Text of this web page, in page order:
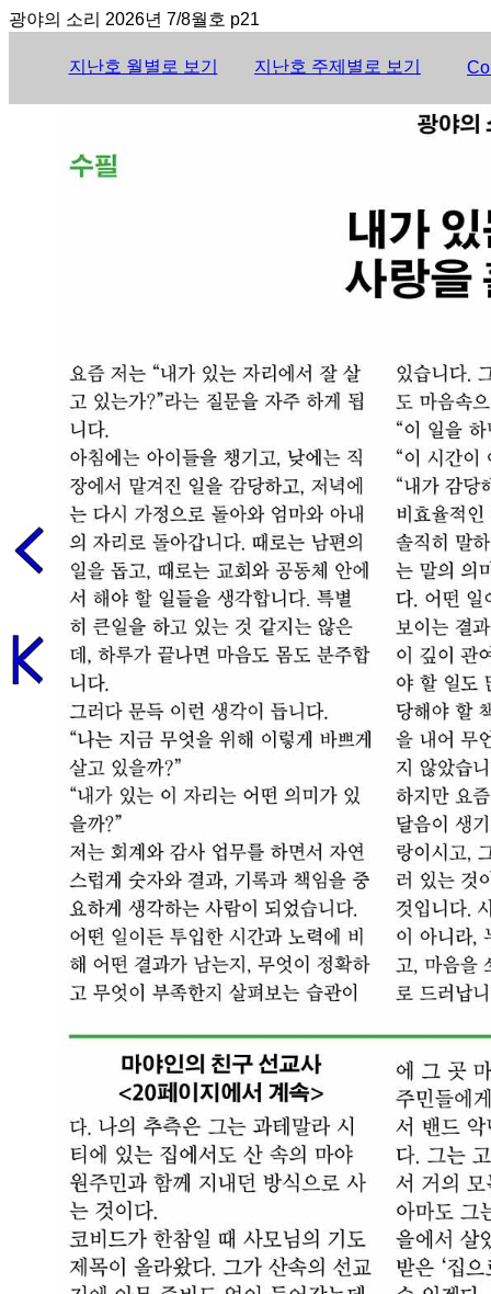
광야의 소리 2026년 7/8월호 p21
지난호 월별로 보기 지난호 주제별로 보기